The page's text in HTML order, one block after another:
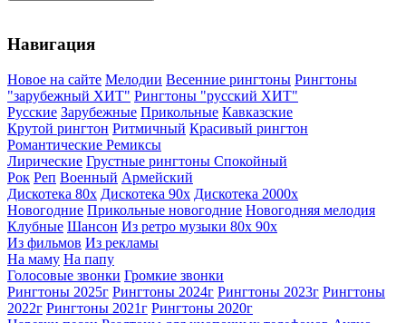
Навигация
Новое на сайте Мелодии Весенние рингтоны Рингтоны
"зарубежный ХИТ" Рингтоны "русский ХИТ"
Русские Зарубежные Прикольные Кавказские
Крутой рингтон Ритмичный Красивый рингтон
Романтические Ремиксы
Лирические Грустные рингтоны Спокойный
Рок Реп Военный Армейский
Дискотека 80х Дискотека 90х Дискотека 2000х
Новогодние Прикольные новогодние Новогодняя мелодия
Клубные Шансон Из ретро музыки 80х 90х
Из фильмов Из рекламы
На маму На папу
Голосовые звонки Громкие звонки
Рингтоны 2025г Рингтоны 2024г Рингтоны 2023г Рингтоны
2022г Рингтоны 2021г Рингтоны 2020г